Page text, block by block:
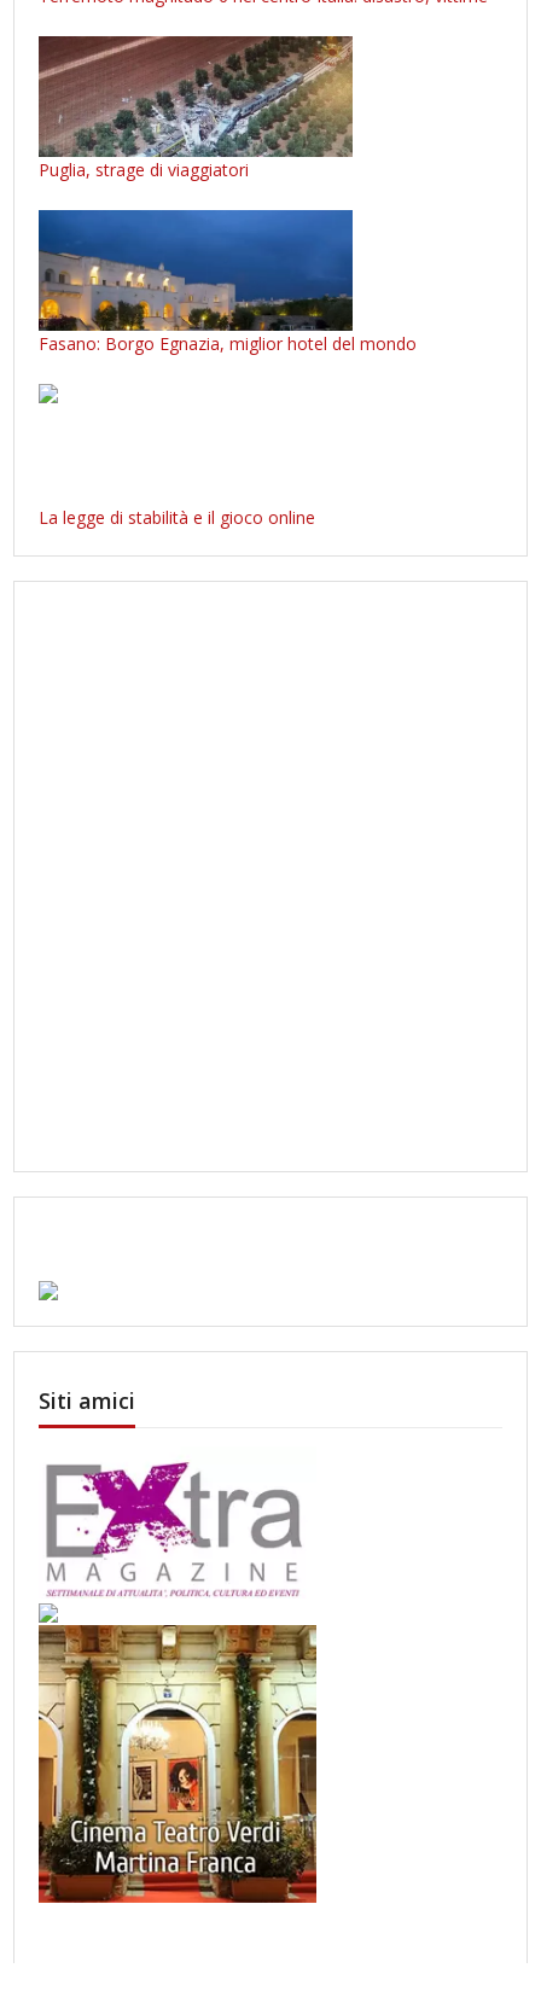
Puglia, strage di viaggiatori
Fasano: Borgo Egnazia, miglior hotel del mondo
La legge di stabilità e il gioco online
Siti amici